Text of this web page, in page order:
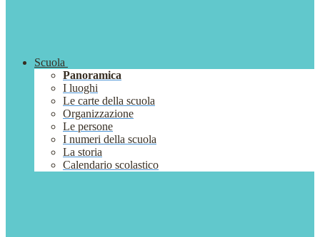
Scuola
Panoramica
I luoghi
Le carte della scuola
Organizzazione
Le persone
I numeri della scuola
La storia
Calendario scolastico